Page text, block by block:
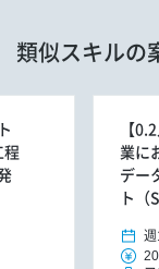
類似スキルの
程
【
業に
デー
ト（
週